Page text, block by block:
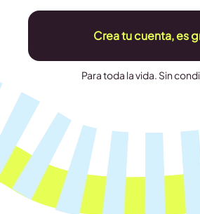
Crea tu cuenta, es
Para toda la vida. Sin